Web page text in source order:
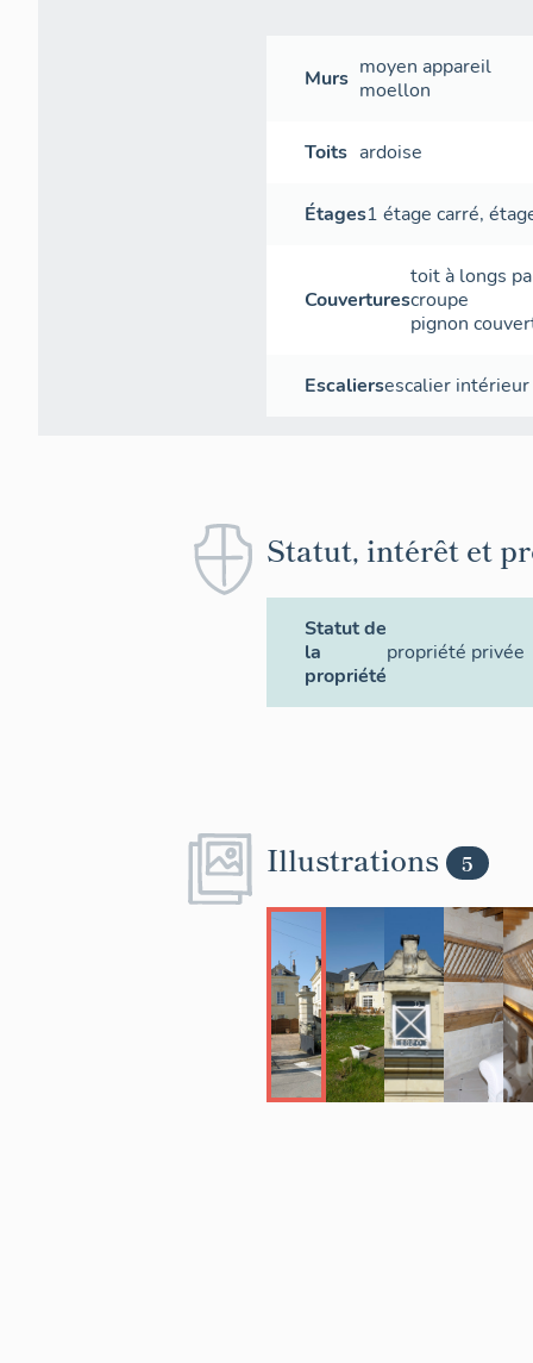
Murs moyen appareil
moellon
Toits ardoise
Étages1 étage carré,
Couvertures
toit à longs
croupe
pignon
Escaliersescalier intérieur
Statut, intérêt et
Statut de
la
propriété
propriété privée
Illustrations 5